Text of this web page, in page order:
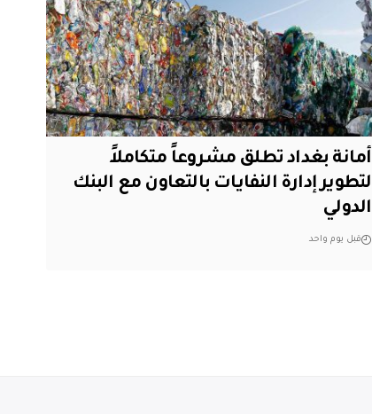
أمانة بغداد تطلق مشروعاً متكاملاً
لتطوير إدارة النفايات بالتعاون مع البنك
الدولي
قبل يوم واحد